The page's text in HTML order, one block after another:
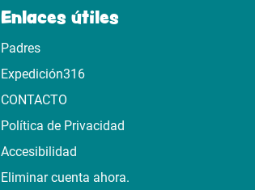
Enlaces útiles
Padres
Expedición316
CONTACTO
Política de Privacidad
Accesibilidad
Eliminar cuenta ahora.